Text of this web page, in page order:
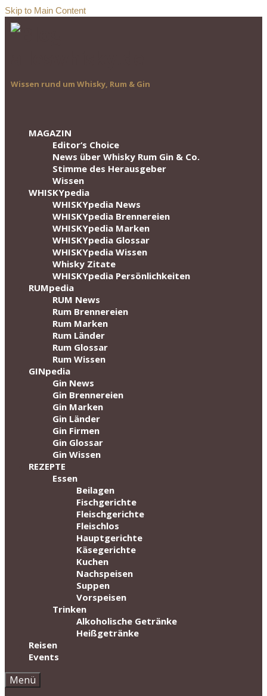
Skip to Main Content
Wissen rund um Whisky, Rum & Gin
MAGAZIN
Editor‘s Choice
News über Whisky Rum Gin & Co.
Stimme des Herausgeber
Wissen
WHISKYpedia
WHISKYpedia News
WHISKYpedia Brennereien
WHISKYpedia Marken
WHISKYpedia Glossar
WHISKYpedia Wissen
Whisky Zitate
WHISKYpedia Persönlichkeiten
RUMpedia
RUM News
Rum Brennereien
Rum Marken
Rum Länder
Rum Glossar
Rum Wissen
GINpedia
Gin News
Gin Brennereien
Gin Marken
Gin Länder
Gin Firmen
Gin Glossar
Gin Wissen
REZEPTE
Essen
Beilagen
Fischgerichte
Fleischgerichte
Fleischlos
Hauptgerichte
Käsegerichte
Kuchen
Nachspeisen
Suppen
Vorspeisen
Trinken
Alkoholische Getränke
Heißgetränke
Reisen
Events
Menü